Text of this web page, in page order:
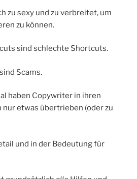
zu sexy und zu verbreitet, um
zu können.
sind schlechte Shortcuts.
Scams.
haben Copywriter in ihren
etwas übertrieben (oder zu
und in der Bedeutung für